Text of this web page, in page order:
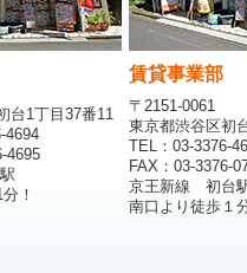
台1丁目37番11
4694
4695
！
賃貸事業部
〒2151-0061
東京都渋谷区初
TEL：03-3376-
FAX：03-3376-
京王新線 初台
南口より徒歩１